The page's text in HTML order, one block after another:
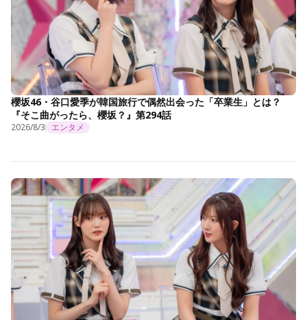
櫻坂46・谷口愛季が韓国旅行で偶然出会った「卒業生」とは？
『そこ曲がったら、櫻坂？』第294話
2026/8/3 エンタメ